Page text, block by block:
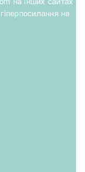
на